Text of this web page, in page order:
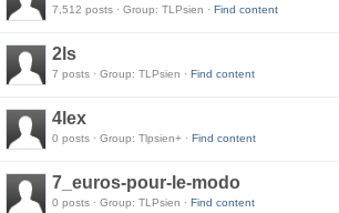
7,512 posts · Group: TLPsien · Find content
2ls
7 posts · Group: TLPsien · Find content
4lex
0 posts · Group: Tlpsien+ · Find content
7_euros-pour-le-modo
0 posts · Group: TLPsien · Find content